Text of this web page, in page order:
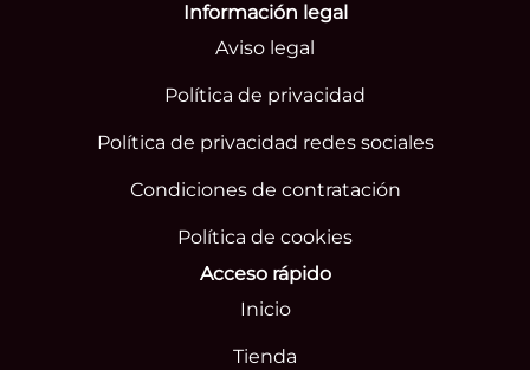
Información legal
Aviso legal
Política de privacidad
Política de privacidad redes sociales
Condiciones de contratación
Política de cookies
Acceso rápido
Inicio
Tienda